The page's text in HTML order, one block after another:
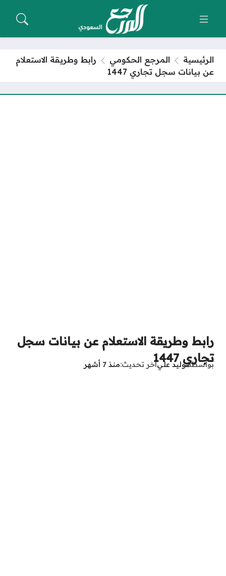
الرئيسية المرجع الحكومي
رابط وطريقة الاستعلام
عن بيانات سجل تجاري 1447
رابط وطريقة الاستعلام عن بيانات سجل
تجاري 1447
بواسطةوليد عليآخر تحديث منذ 7 أشهر